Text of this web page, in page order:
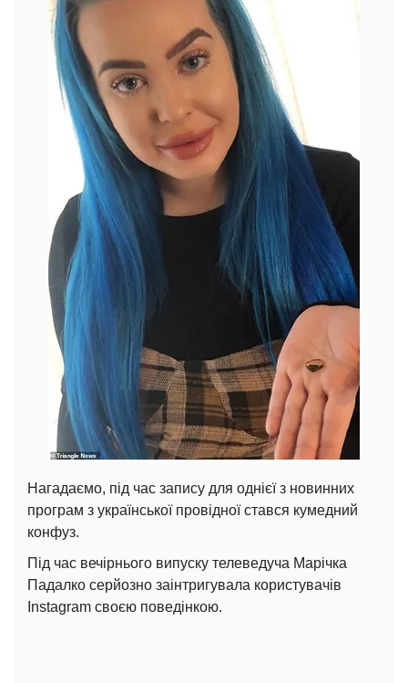
Нагадаємо, під час запису для однієї з новинних
програм з української провідної стався кумедний
конфуз.
Під час вечірнього випуску телеведуча Марічка
Падалко серйозно заінтригувала користувачів
Instagram своєю поведінкою.